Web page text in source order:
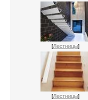
[Лестницы]
[Лестницы]